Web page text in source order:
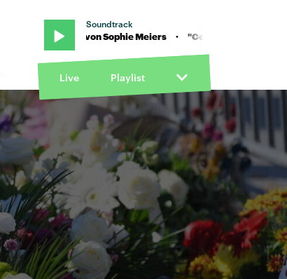
Soundtrack
von Sophie Meiers · "Collar" von Sophie Meiers
Live Playlist